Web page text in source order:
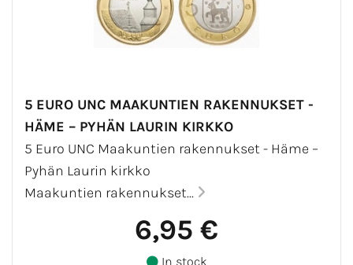
5 EURO UNC MAAKUNTIEN RAKENNUKSET -
HÄME – PYHÄN LAURIN KIRKKO
5 Euro UNC Maakuntien rakennukset - Häme –
Pyhän Laurin kirkko
Maakuntien rakennukset...
6,95 €
In stock